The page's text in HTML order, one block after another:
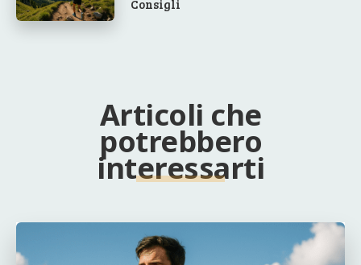
Consigli
Articoli che
potrebbero
interessarti